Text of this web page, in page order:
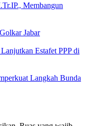
Membangun
Jabar
Estafet PPP di
Langkah Bunda